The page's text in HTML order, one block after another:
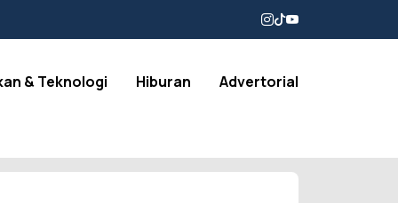
& Teknologi Hiburan Advertorial